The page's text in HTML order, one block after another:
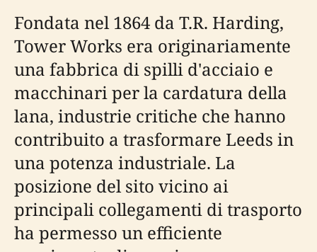
Fondata nel 1864 da T.R. Harding,
Tower Works era originariamente
una fabbrica di spilli d'acciaio e
macchinari per la cardatura della
lana, industrie critiche che hanno
contribuito a trasformare Leeds in
una potenza industriale. La
posizione del sito vicino ai
principali collegamenti di trasporto
ha permesso un efficiente